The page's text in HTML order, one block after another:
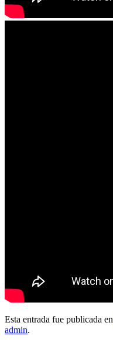
Esta entrada fue publicada en
admin.